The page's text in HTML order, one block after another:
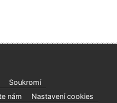
Soukromí
nám Nastavení cookies